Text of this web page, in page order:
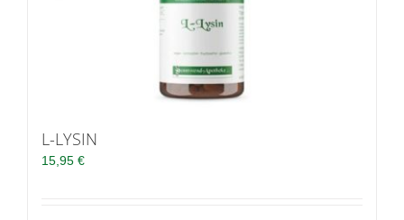
L-LYSIN
15,95 €